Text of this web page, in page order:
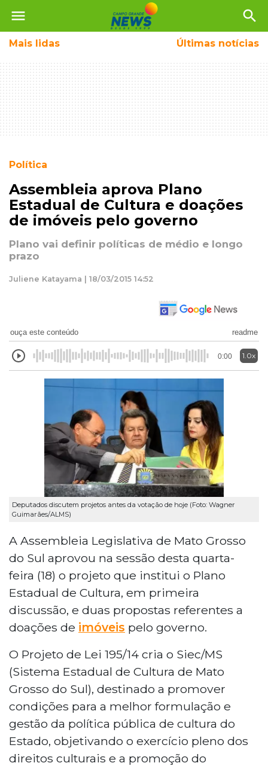
menu search
Mais lidas Últimas notícias
Política
Assembleia aprova Plano
Estadual de Cultura e doações
de imóveis pelo governo
Plano vai definir políticas de médio e longo
prazo
Juliene Katayama | 18/03/2015 14:52
ouça este conteúdo readme
0:00 1.0x
Deputados discutem projetos antes da votação de hoje (Foto: Wagner
Guimarães/ALMS)
A Assembleia Legislativa de Mato Grosso
do Sul aprovou na sessão desta quarta-
feira (18) o projeto que institui o Plano
Estadual de Cultura, em primeira
discussão, e duas propostas referentes a
doações de imóveis pelo governo.
O Projeto de Lei 195/14 cria o Siec/MS
(Sistema Estadual de Cultura de Mato
Grosso do Sul), destinado a promover
condições para a melhor formulação e
gestão da política pública de cultura do
Estado, objetivando o exercício pleno dos
direitos culturais e a promoção do